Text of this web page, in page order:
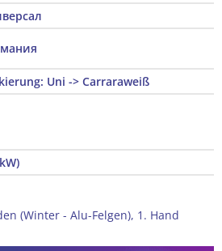
Uni -> Carraraweiß
(Winter - Alu-Felgen), 1. Hand